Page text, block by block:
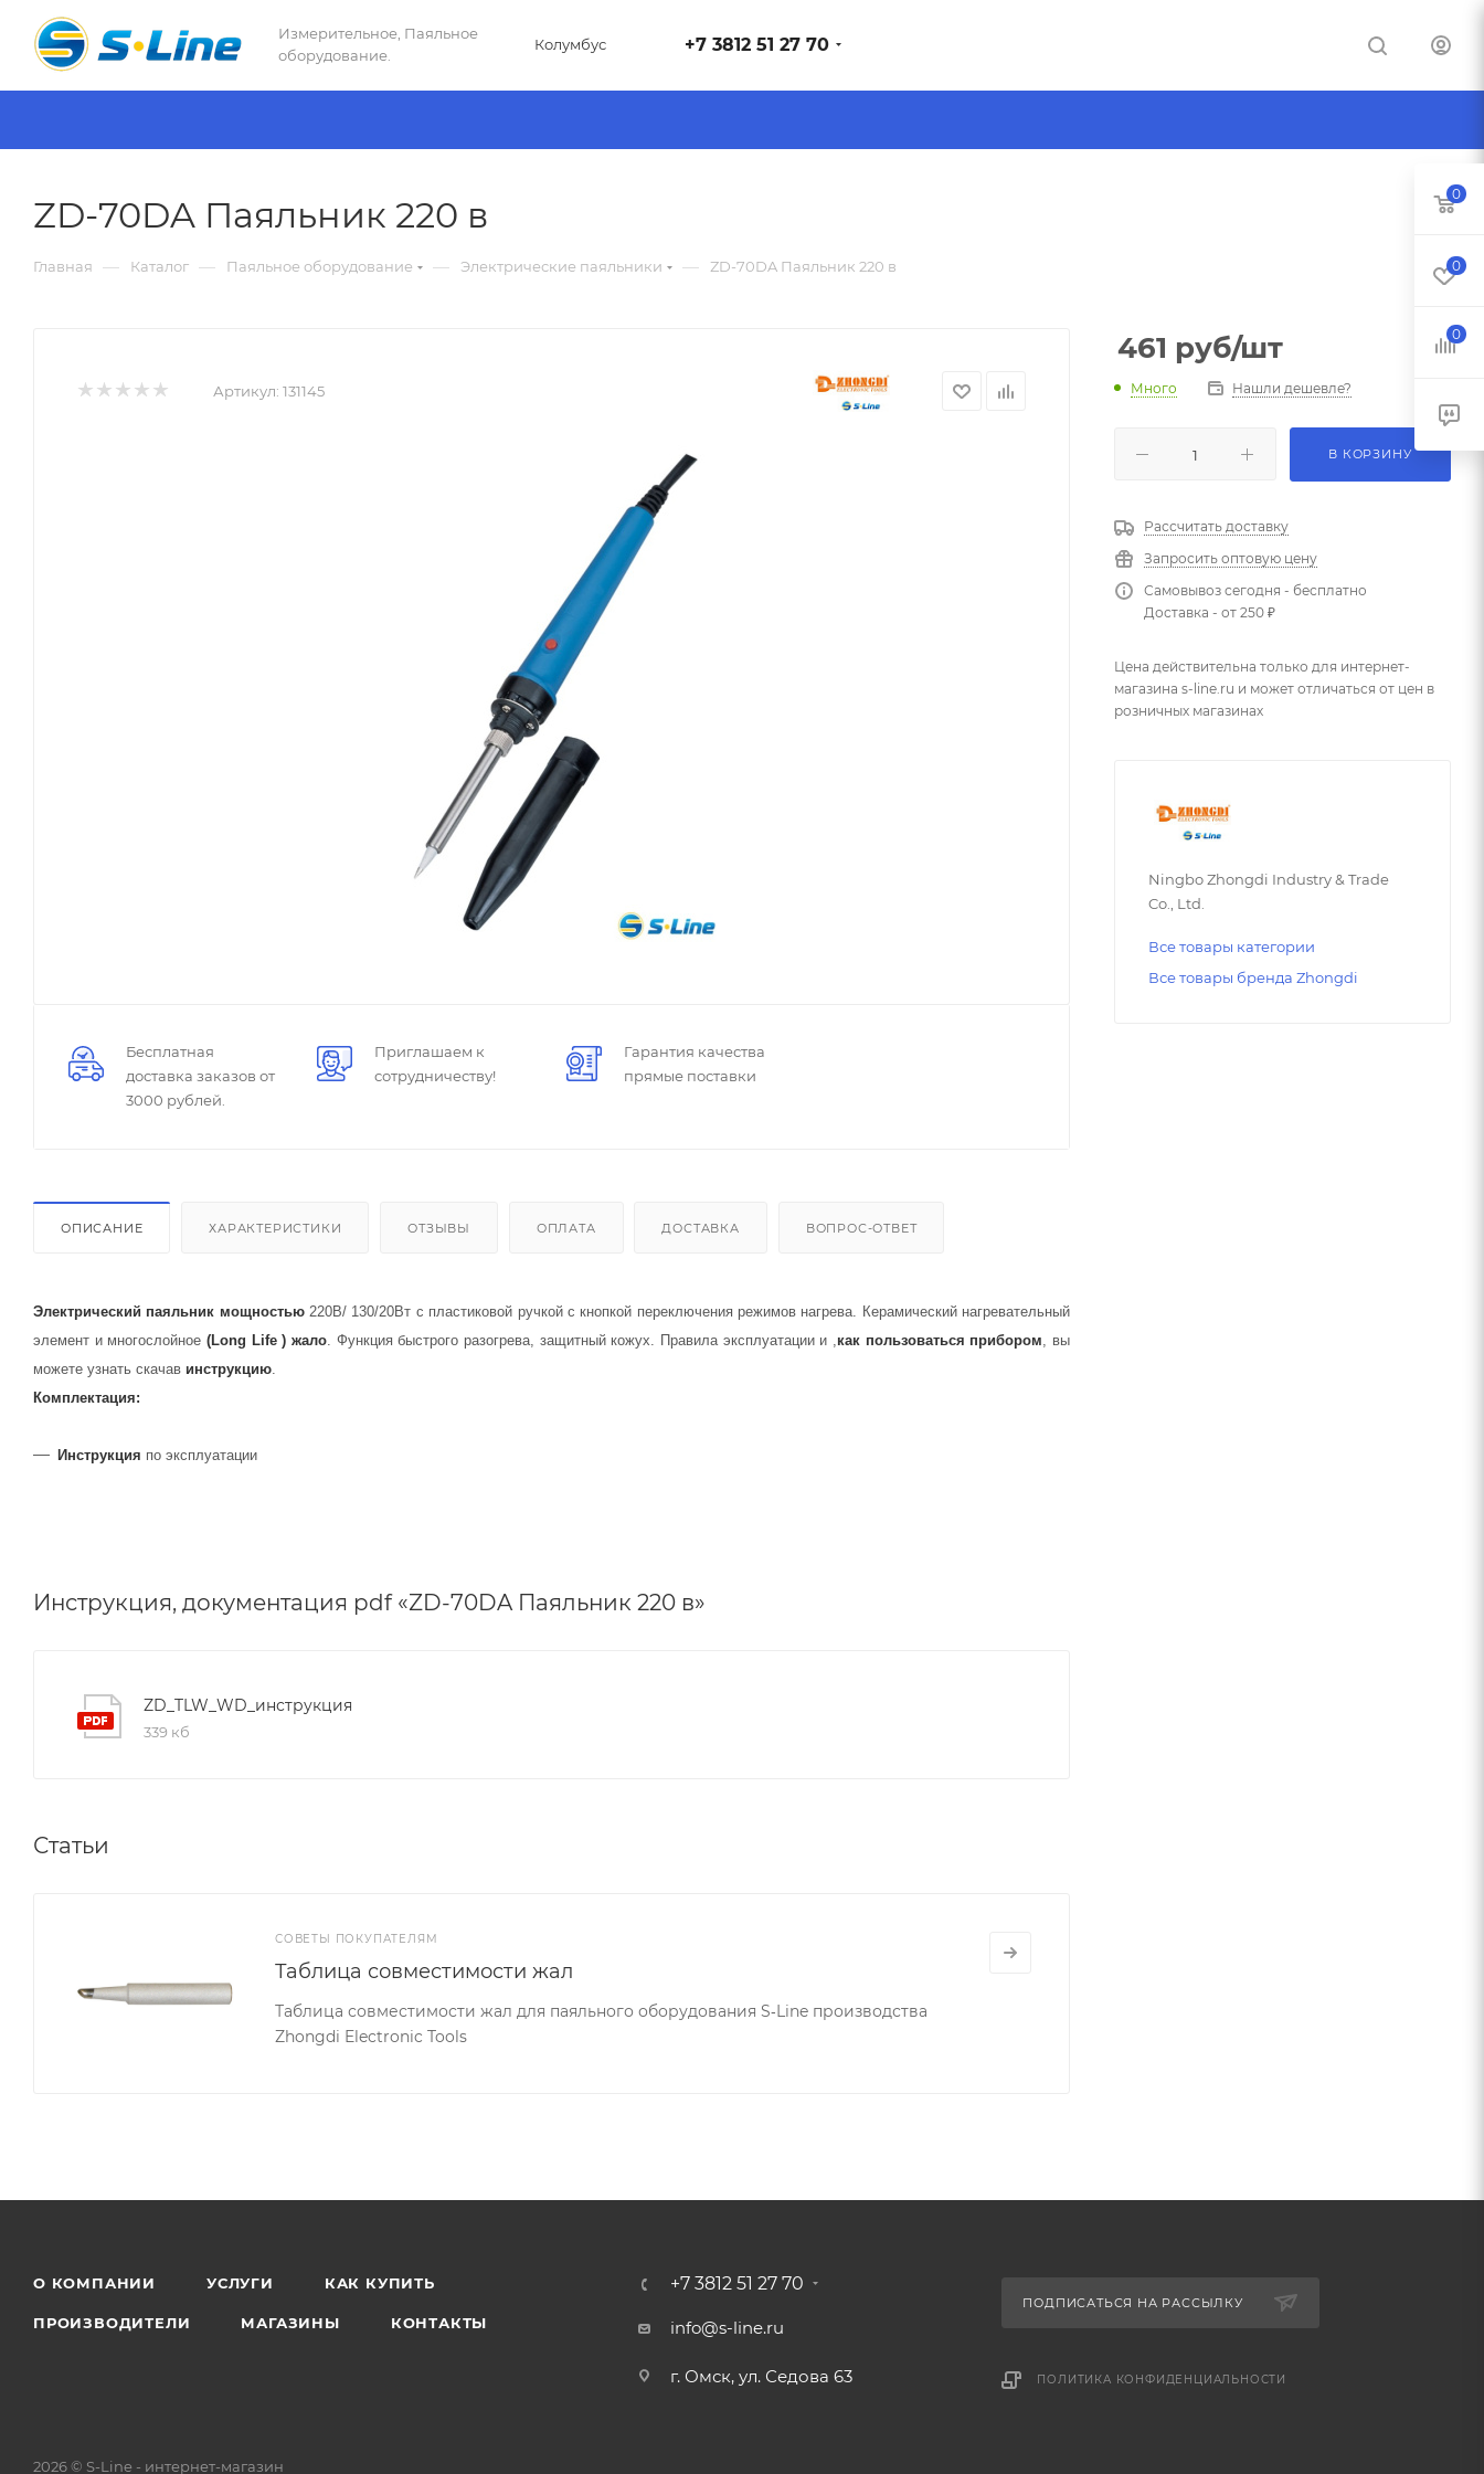
Измерительное, Паяльное
оборудование.
Колумбус +7 3812 51 27 70
ZD-70DA Паяльник 220 в
Главная — Каталог — Паяльное оборудование — Электрические паяльники — ZD-70DA Паяльник 220 в
Артикул: 131145
Бесплатная
доставка заказов от
3000 рублей.
Приглашаем к
сотрудничеству!
Гарантия качества
прямые поставки
ОПИСАНИЕ ХАРАКТЕРИСТИКИ ОТЗЫВЫ ОПЛАТА ДОСТАВКА ВОПРОС-ОТВЕТ
Электрический паяльник мощностью 220В/ 130/20Вт с пластиковой ручкой с кнопкой переключения режимов нагрева. Керамический нагревательный
элемент и многослойное (Long Life ) жало . Функция быстрого разогрева, защитный кожух. Правила эксплуатации и , как пользоваться прибором , вы
можете узнать скачав инструкцию
Комплектация:
Инструкция по эксплуатации
Инструкция, документация pdf «ZD-70DA Паяльник 220 в»
ZD_TLW_WD_инструкция
339 кб
Статьи
СОВЕТЫ ПОКУПАТЕЛЯМ
Таблица совместимости жал
Таблица совместимости жал для паяльного оборудования S‐Line производства
Zhongdi Electronic Tools
461 руб/шт
Много Нашли дешевле?
В КОРЗИНУ
Рассчитать доставку
Запросить оптовую цену
Самовывоз сегодня - бесплатно
Доставка - от 250 ₽
Цена действительна только для интернет-
магазина s-line.ru и может отличаться от цен в
розничных магазинах
Ningbo Zhongdi Industry & Trade
Co., Ltd.
Все товары категории
Все товары бренда Zhongdi
О КОМПАНИИ УСЛУГИ КАК КУПИТЬ
ПРОИЗВОДИТЕЛИ МАГАЗИНЫ КОНТАКТЫ
+7 3812 51 27 70
info@s-line.ru
г. Омск, ул. Седова 63
ПОДПИСАТЬСЯ НА РАССЫЛКУ
ПОЛИТИКА КОНФИДЕНЦИАЛЬНОСТИ
2026 © S-Line - интернет-магазин
0
0
0